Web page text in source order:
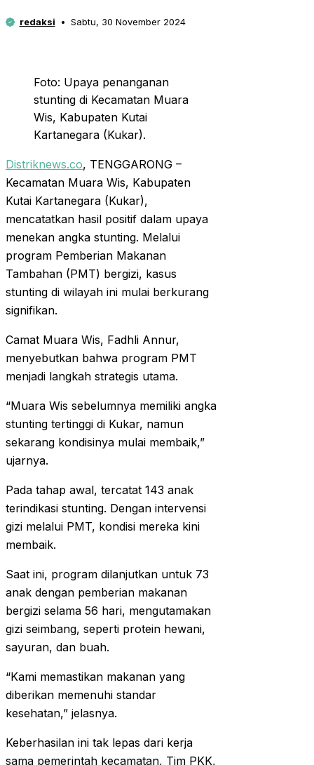
redaksi Sabtu, 30 November 2024
Foto: Upaya penanganan
stunting di Kecamatan Muara
Wis, Kabupaten Kutai
Kartanegara (Kukar).
Distriknews.co, TENGGARONG –
Kecamatan Muara Wis, Kabupaten
Kutai Kartanegara (Kukar),
mencatatkan hasil positif dalam upaya
menekan angka stunting. Melalui
program Pemberian Makanan
Tambahan (PMT) bergizi, kasus
stunting di wilayah ini mulai berkurang
signifikan.
Camat Muara Wis, Fadhli Annur,
menyebutkan bahwa program PMT
menjadi langkah strategis utama.
“Muara Wis sebelumnya memiliki angka
stunting tertinggi di Kukar, namun
sekarang kondisinya mulai membaik,”
ujarnya.
Pada tahap awal, tercatat 143 anak
terindikasi stunting. Dengan intervensi
gizi melalui PMT, kondisi mereka kini
membaik.
Saat ini, program dilanjutkan untuk 73
anak dengan pemberian makanan
bergizi selama 56 hari, mengutamakan
gizi seimbang, seperti protein hewani,
sayuran, dan buah.
“Kami memastikan makanan yang
diberikan memenuhi standar
kesehatan,” jelasnya.
Keberhasilan ini tak lepas dari kerja
sama pemerintah kecamatan, Tim PKK,